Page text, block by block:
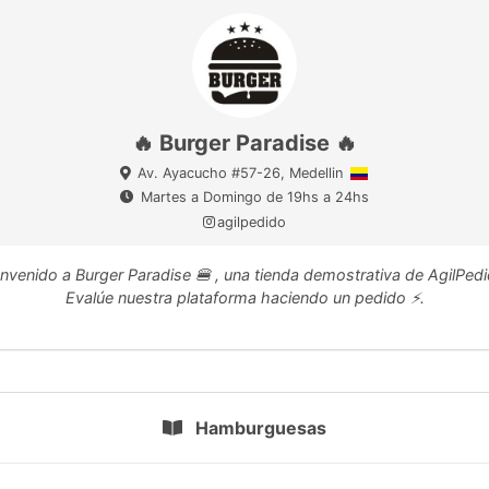
🔥 Burger Paradise 🔥
Av. Ayacucho #57-26, Medellin
Martes a Domingo de 19hs a 24hs
agilpedido
a Burger Paradise 🍔 , una tienda demostrativa de
Evalúe nuestra plataforma haciendo un pedido ⚡.
Hamburguesas